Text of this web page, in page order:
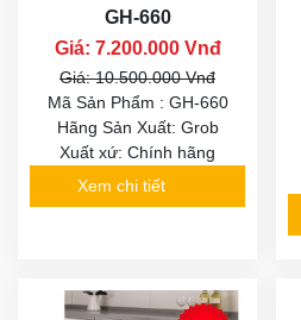
GH-660
Giá: 7.200.000 Vnđ
Giá: 10.500.000 Vnđ
Mã Sản Phẩm : GH-660
Hãng Sản Xuất: Grob
Xuất xứ: Chính hãng
Xem chi tiết